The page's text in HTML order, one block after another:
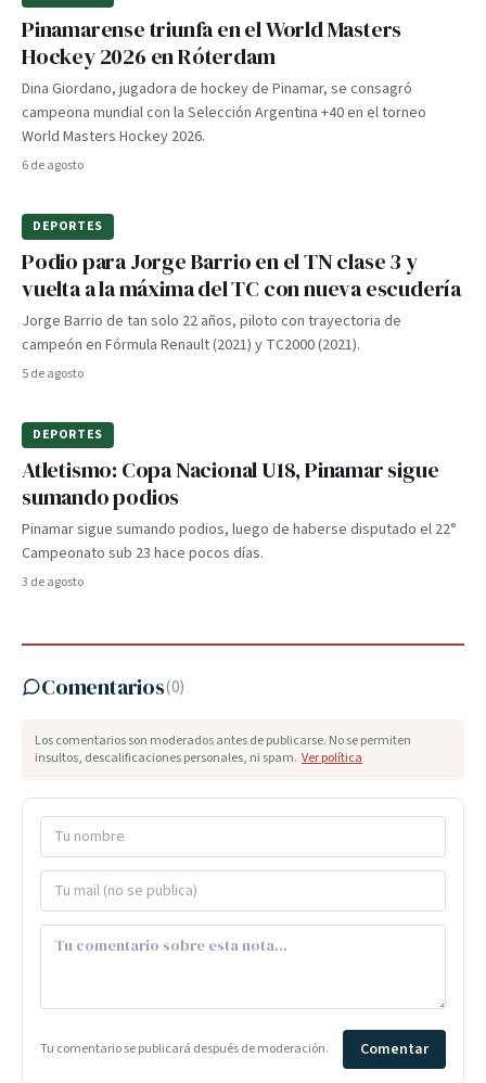
Pinamarense triunfa en el World Masters
Hockey 2026 en Róterdam
Dina Giordano, jugadora de hockey de Pinamar, se consagró
campeona mundial con la Selección Argentina +40 en el torneo
World Masters Hockey 2026.
6 de agosto
DEPORTES
Podio para Jorge Barrio en el TN clase 3 y
vuelta a la máxima del TC con nueva escudería
Jorge Barrio de tan solo 22 años, piloto con trayectoria de
campeón en Fórmula Renault (2021) y TC2000 (2021).
5 de agosto
DEPORTES
Atletismo: Copa Nacional U18, Pinamar sigue
sumando podios
Pinamar sigue sumando podios, luego de haberse disputado el 22°
Campeonato sub 23 hace pocos días.
3 de agosto
Comentarios(0)
Los comentarios son moderados antes de publicarse. No se permiten
insultos, descalificaciones personales, ni spam. Ver política
Tu comentario se publicará después de moderación. Comentar